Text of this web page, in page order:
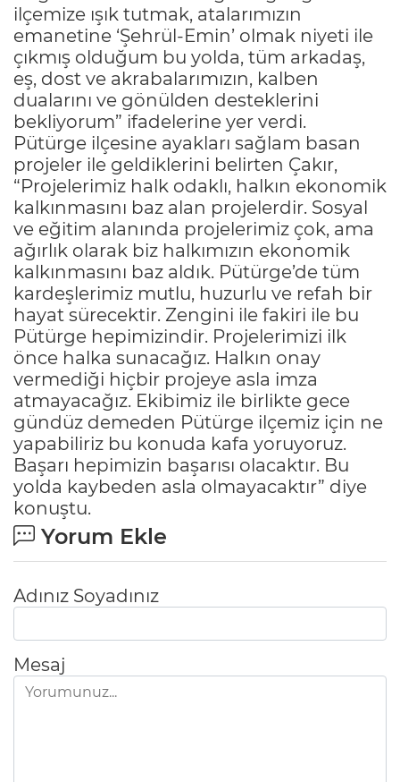
ilçemize ışık tutmak, atalarımızın
emanetine ‘Şehrül-Emin’ olmak niyeti ile
çıkmış olduğum bu yolda, tüm arkadaş,
eş, dost ve akrabalarımızın, kalben
dualarını ve gönülden desteklerini
bekliyorum” ifadelerine yer verdi.
Pütürge ilçesine ayakları sağlam basan
projeler ile geldiklerini belirten Çakır,
“Projelerimiz halk odaklı, halkın ekonomik
kalkınmasını baz alan projelerdir. Sosyal
ve eğitim alanında projelerimiz çok, ama
ağırlık olarak biz halkımızın ekonomik
kalkınmasını baz aldık. Pütürge’de tüm
kardeşlerimiz mutlu, huzurlu ve refah bir
hayat sürecektir. Zengini ile fakiri ile bu
Pütürge hepimizindir. Projelerimizi ilk
önce halka sunacağız. Halkın onay
vermediği hiçbir projeye asla imza
atmayacağız. Ekibimiz ile birlikte gece
gündüz demeden Pütürge ilçemiz için ne
yapabiliriz bu konuda kafa yoruyoruz.
Başarı hepimizin başarısı olacaktır. Bu
yolda kaybeden asla olmayacaktır” diye
konuştu.
Yorum Ekle
Adınız Soyadınız
Mesaj